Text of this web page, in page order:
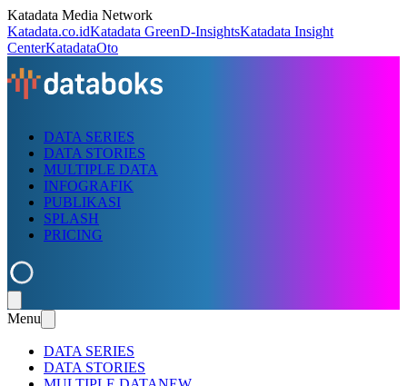
Katadata Media Network
Katadata.co.idKatadata GreenD-InsightsKatadata Insight
CenterKatadataOto
DATA SERIES
DATA STORIES
MULTIPLE DATA
INFOGRAFIK
PUBLIKASI
SPLASH
PRICING
Menu
DATA SERIES
DATA STORIES